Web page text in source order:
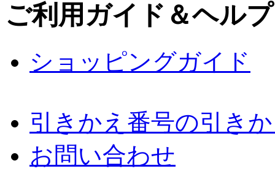
ご利用ガイド＆ヘルプ
ショッピングガイド
引きかえ番号の引き
お問い合わせ